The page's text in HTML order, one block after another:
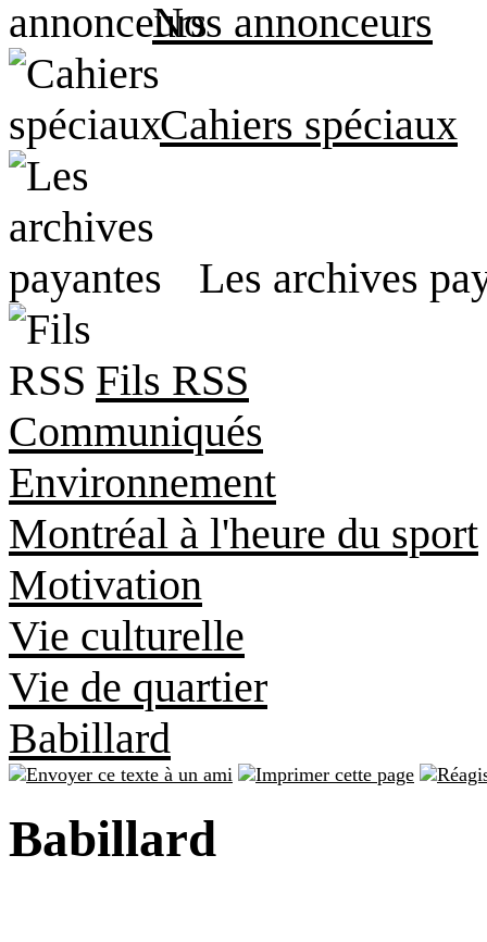
Nos annonceurs
Cahiers spéciaux
Les archives
Fils RSS
Communiqués
Environnement
Montréal à l'heure du sport
Motivation
Vie culturelle
Vie de quartier
Babillard
Babillard